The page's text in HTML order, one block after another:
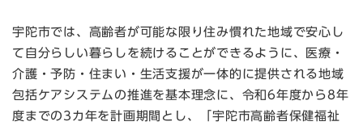
宇陀市では、高齢者が可能な限り住み慣れた地域で安心し
て自分らしい暮らしを続けることができるように、医療・
介護・予防・住まい・生活支援が一体的に提供される地域
包括ケアシステムの推進を基本理念に、令和6年度から8年
度までの3カ年を計画期間とし、「宇陀市高齢者保健福祉